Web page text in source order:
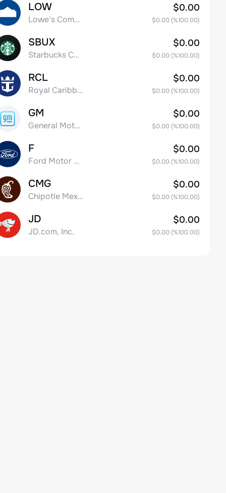
LOW
Lowe's Companies Inc.
$0.00
$0.00(%100.00)
SBUX
Starbucks Corp
$0.00
$0.00(%100.00)
RCL
Royal Caribbean Group
$0.00
$0.00(%100.00)
GM
General Motors Company
$0.00
$0.00(%100.00)
F
Ford Motor Company
$0.00
$0.00(%100.00)
CMG
Chipotle Mexican Grill, Inc.
$0.00
$0.00(%100.00)
JD
JD.com, Inc.
$0.00
$0.00(%100.00)